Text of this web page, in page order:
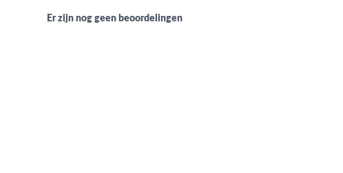
Er zijn nog geen beoordelingen